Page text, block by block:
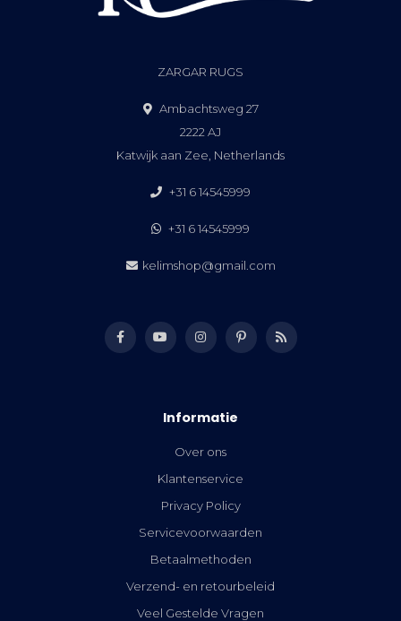
ZARGAR RUGS
Ambachtsweg 27
2222 AJ
Katwijk aan Zee, Netherlands
+31 6 14545999
+31 6 14545999
kelimshop@gmail.com
Informatie
Over ons
Klantenservice
Privacy Policy
Servicevoorwaarden
Betaalmethoden
Verzend- en retourbeleid
Veel Gestelde Vragen